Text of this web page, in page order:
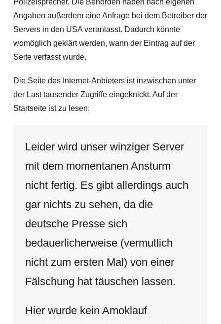
Polizeisprecher. Die Behörden haben nach eigenen
Angaben außerdem eine Anfrage bei dem Betreiber der
Servers in den USA veranlasst. Dadurch könnte
womöglich geklärt werden, wann der Eintrag auf der
Seite verfasst wurde.
Die Seite des Internet-Anbieters ist inzwischen unter
der Last tausender Zugriffe eingeknickt. Auf der
Startseite ist zu lesen:
Leider wird unser winziger Server
mit dem momentanen Ansturm
nicht fertig. Es gibt allerdings auch
gar nichts zu sehen, da die
deutsche Presse sich
bedauerlicherweise (vermutlich
nicht zum ersten Mal) von einer
Fälschung hat täuschen lassen.
Hier wurde kein Amoklauf